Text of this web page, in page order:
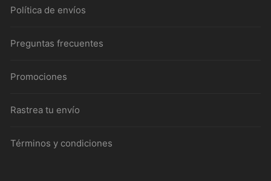
Política de envíos
Preguntas frecuentes
Promociones
Rastrea tu envío
Términos y condiciones